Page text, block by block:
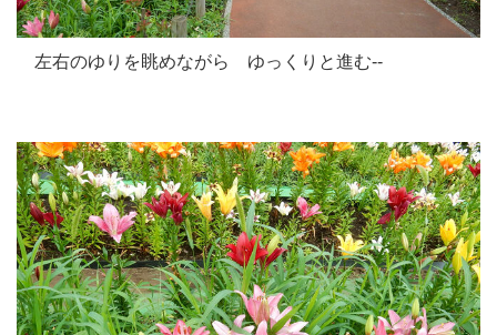
左右のゆりを眺めながら ゆっくりと進む--